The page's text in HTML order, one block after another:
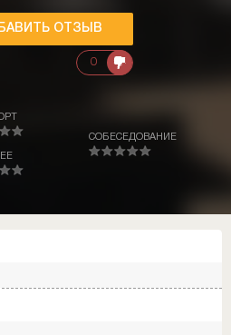
ОТЗЫВ
0
СОБЕСЕДОВАНИЕ